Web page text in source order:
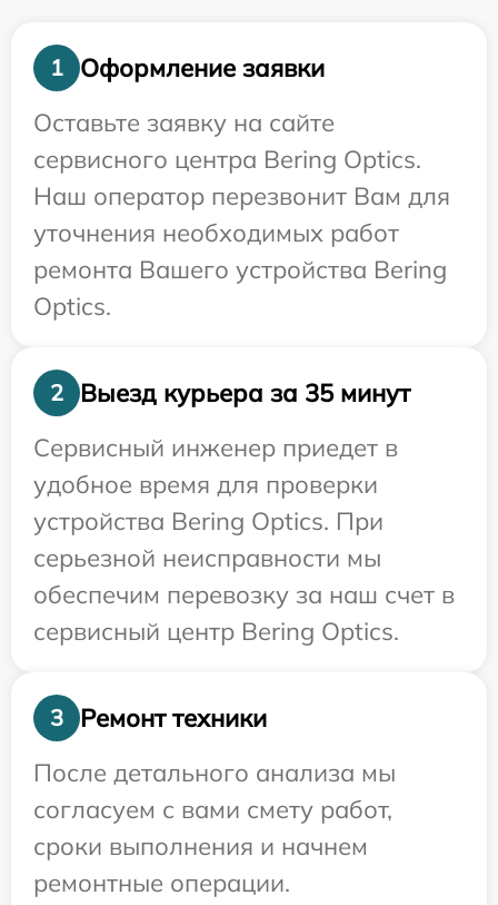
1
Оформление заявки
Оставьте заявку на сайте
сервисного центра Bering Optics.
Наш оператор перезвонит Вам для
уточнения необходимых работ
ремонта Вашего устройства Bering
Optics.
2
Выезд курьера за 35 минут
Сервисный инженер приедет в
удобное время для проверки
устройства Bering Optics. При
серьезной неисправности мы
обеспечим перевозку за наш счет в
сервисный центр Bering Optics.
3
Ремонт техники
После детального анализа мы
согласуем с вами смету работ,
сроки выполнения и начнем
ремонтные операции.